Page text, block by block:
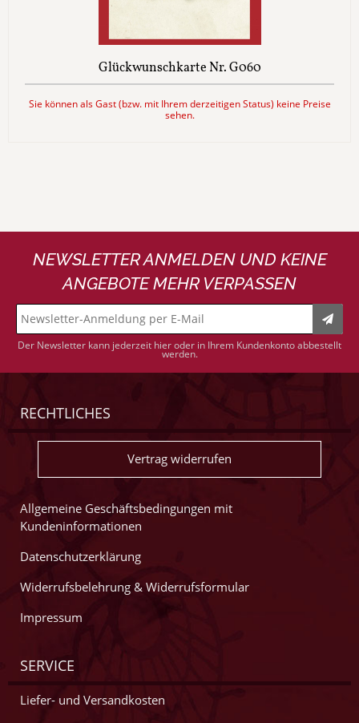
Glückwunschkarte Nr. G060
Sie können als Gast (bzw. mit Ihrem derzeitigen Status) keine Preise
sehen.
NEWSLETTER ANMELDEN UND KEINE
ANGEBOTE MEHR VERPASSEN
Der Newsletter kann jederzeit hier oder in Ihrem Kundenkonto abbestellt
werden.
RECHTLICHES
Vertrag widerrufen
Allgemeine Geschäftsbedingungen mit
Kundeninformationen
Datenschutzerklärung
Widerrufsbelehrung & Widerrufsformular
Impressum
SERVICE
Liefer- und Versandkosten